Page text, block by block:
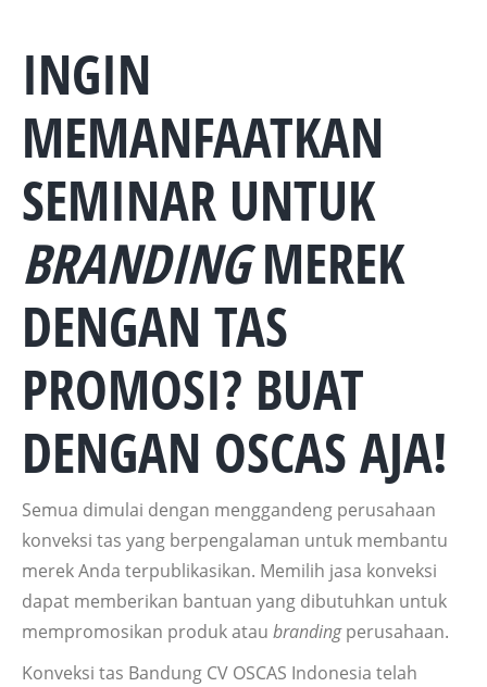
INGIN
MEMANFAATKAN
SEMINAR UNTUK
BRANDINGMEREK
DENGAN TAS
PROMOSI? BUAT
DENGAN OSCAS AJA!
Semua dimulai dengan menggandeng perusahaan
konveksi tas yang berpengalaman untuk membantu
merek Anda terpublikasikan. Memilih jasa konveksi
dapat memberikan bantuan yang dibutuhkan untuk
mempromosikan produk atau brandingperusahaan.
Konveksi tas Bandung CV OSCAS Indonesia telah